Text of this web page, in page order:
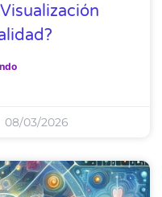
08/03/2026